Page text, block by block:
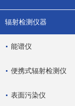
辐射检测仪器
能谱仪
便携式辐射检测仪
表面污染仪